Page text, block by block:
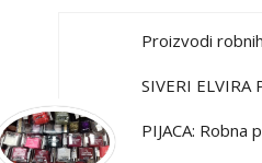
Proizvodi
SIVERI ELVIRA
PIJACA: Robna